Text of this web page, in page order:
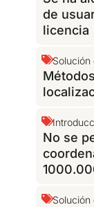
de
licencia
Solución
No se
Solución